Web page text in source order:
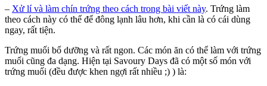
– Xử lí và làm chín trứng theo cách trong bài viết này. Trứng làm
theo cách này có thể để đông lạnh lâu hơn, khi cần là có cái dùng
ngay, rất tiện.
Trứng muối bổ dưỡng và rất ngon. Các món ăn có thể làm với trứng
muối cũng đa dạng. Hiện tại Savoury Days đã có một số món với
trứng muối (đều được khen ngợi rất nhiều ;) ) là: